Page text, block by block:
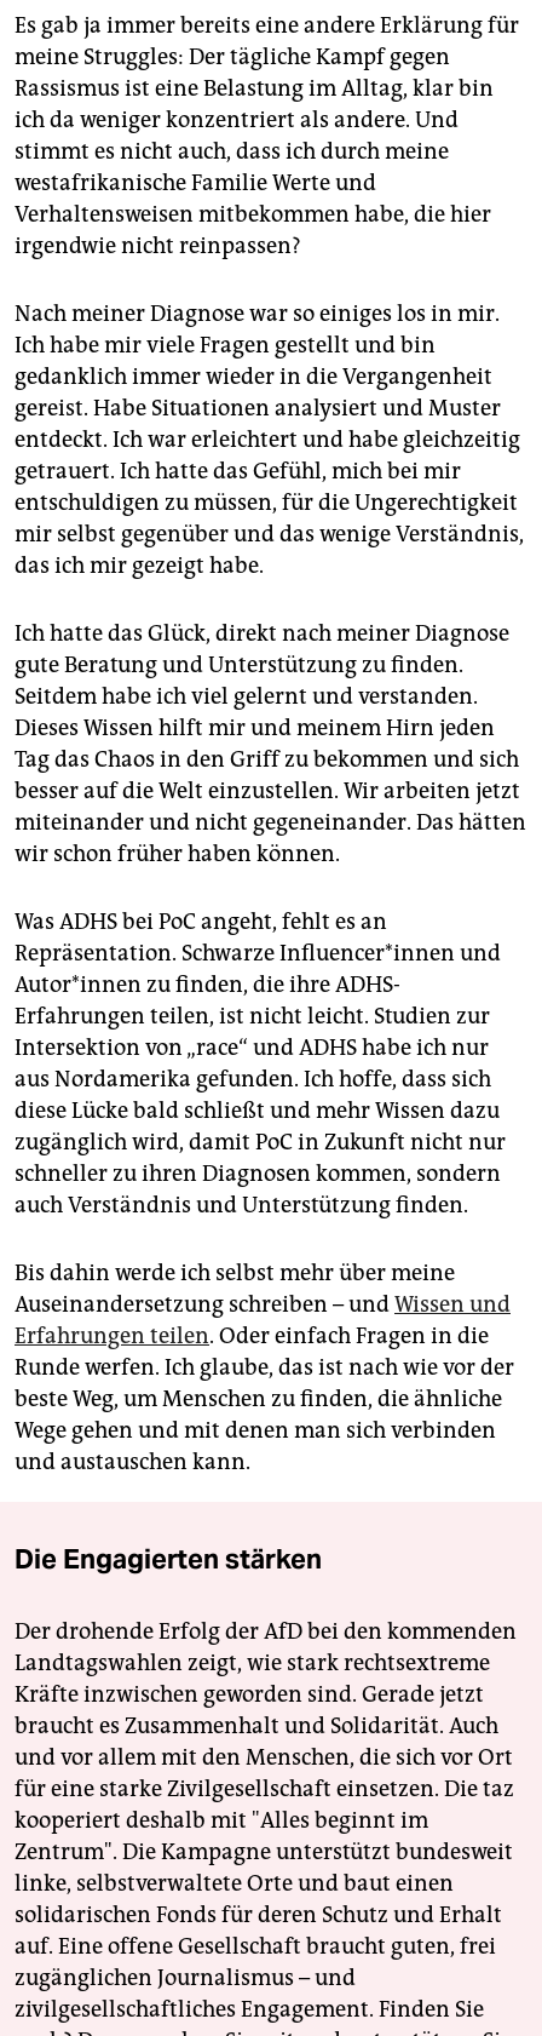
Es gab ja immer bereits eine andere Erklärung für
meine Struggles: Der tägliche Kampf gegen
Rassismus ist eine Belastung im Alltag, klar bin
ich da weniger konzentriert als andere. Und
stimmt es nicht auch, dass ich durch meine
westafrikanische Familie Werte und
Verhaltensweisen mitbekommen habe, die hier
irgendwie nicht reinpassen?
Nach meiner Diagnose war so einiges los in mir.
Ich habe mir viele Fragen gestellt und bin
gedanklich immer wieder in die Vergangenheit
gereist. Habe Situationen analysiert und Muster
entdeckt. Ich war erleichtert und habe gleichzeitig
getrauert. Ich hatte das Gefühl, mich bei mir
entschuldigen zu müssen, für die Ungerechtigkeit
mir selbst gegenüber und das wenige Verständnis,
das ich mir gezeigt habe.
Ich hatte das Glück, direkt nach meiner Diagnose
gute Beratung und Unterstützung zu finden.
Seitdem habe ich viel gelernt und verstanden.
Dieses Wissen hilft mir und meinem Hirn jeden
Tag das Chaos in den Griff zu bekommen und sich
besser auf die Welt einzustellen. Wir arbeiten jetzt
miteinander und nicht gegeneinander. Das hätten
wir schon früher haben können.
Was ADHS bei PoC angeht, fehlt es an
Repräsentation. Schwarze In­flu­en­ce­r*in­nen und
Au­to­r*in­nen zu finden, die ihre ADHS-
Erfahrungen teilen, ist nicht leicht. Studien zur
Intersektion von „race“ und ADHS habe ich nur
aus Nordamerika gefunden. Ich hoffe, dass sich
diese Lücke bald schließt und mehr Wissen dazu
zugänglich wird, damit PoC in Zukunft nicht nur
schneller zu ihren Diagnosen kommen, sondern
auch Verständnis und Unterstützung finden.
Bis dahin werde ich selbst mehr über meine
Auseinandersetzung schreiben – undWissen und
Erfahrungen teilen. Oder einfach Fragen in die
Runde werfen. Ich glaube, das ist nach wie vor der
beste Weg, um Menschen zu finden, die ähnliche
Wege gehen und mit denen man sich verbinden
und austauschen kann.
Die Engagierten stärken
Der drohende Erfolg der AfD bei den kommenden
Landtagswahlen zeigt, wie stark rechtsextreme
Kräfte inzwischen geworden sind. Gerade jetzt
braucht es Zusammenhalt und Solidarität. Auch
und vor allem mit den Menschen, die sich vor Ort
für eine starke Zivilgesellschaft einsetzen. Die taz
kooperiert deshalb mit "Alles beginnt im
Zentrum". Die Kampagne unterstützt bundesweit
linke, selbstverwaltete Orte und baut einen
solidarischen Fonds für deren Schutz und Erhalt
auf. Eine offene Gesellschaft braucht guten, frei
zugänglichen Journalismus – und
zivilgesellschaftliches Engagement. Finden Sie